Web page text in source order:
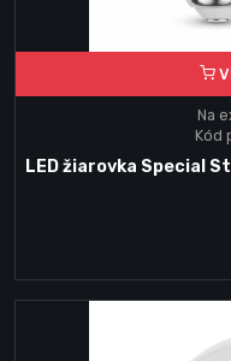
Na
Kód
LED žiarovka Special